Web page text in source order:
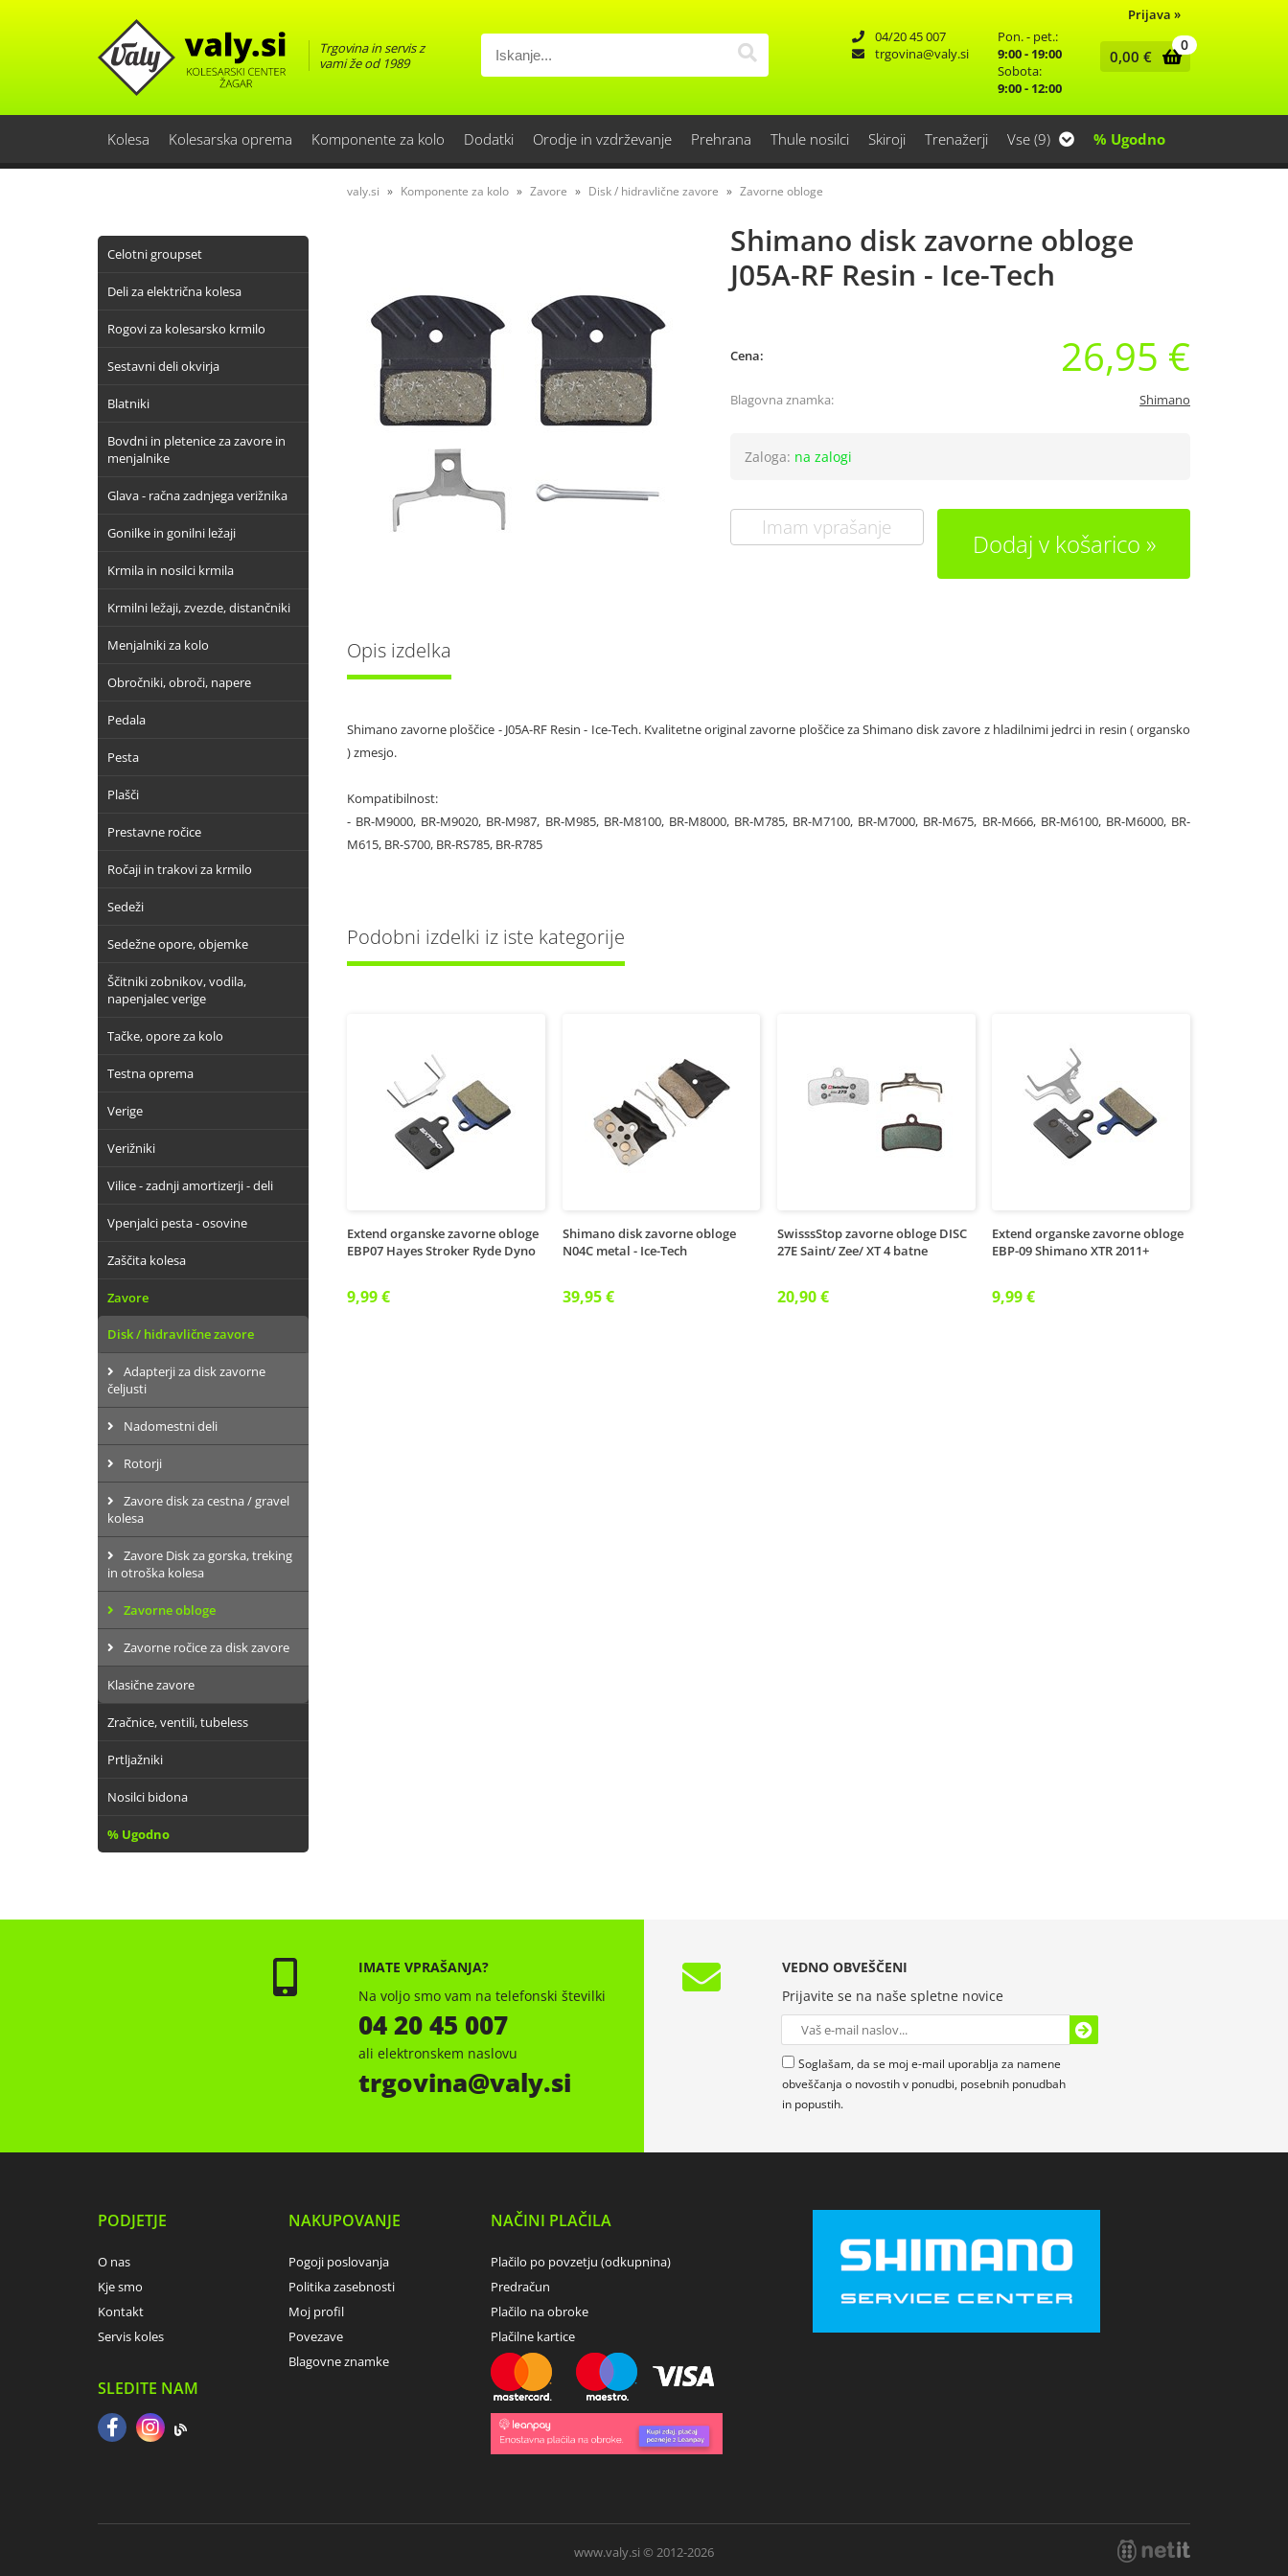
Prijava »
Trgovina in servis z
vami že od 1989
04/20 45 007
trgovina
valy.si
Pon. - pet.:
9:00 - 19:00
Sobota:
9:00 - 12:00
0
0,00 €
Kolesa Kolesarska oprema Komponente za kolo Dodatki Orodje in vzdrževanje Prehrana Thule nosilci Skiroji Trenažerji Vse (9) % Ugodno
Celotni groupset
Deli za električna kolesa
Rogovi za kolesarsko krmilo
Sestavni deli okvirja
Blatniki
Bovdni in pletenice za zavore in
menjalnike
Glava - račna zadnjega verižnika
Gonilke in gonilni ležaji
Krmila in nosilci krmila
Krmilni ležaji, zvezde, distančniki
Menjalniki za kolo
Obročniki, obroči, napere
Pedala
Pesta
Plašči
Prestavne ročice
Ročaji in trakovi za krmilo
Sedeži
Sedežne opore, objemke
Ščitniki zobnikov, vodila,
napenjalec verige
Tačke, opore za kolo
Testna oprema
Verige
Verižniki
Vilice - zadnji amortizerji - deli
Vpenjalci pesta - osovine
Zaščita kolesa
Zavore
Disk / hidravlične zavore
Adapterji za disk zavorne
čeljusti
Nadomestni deli
Rotorji
Zavore disk za cestna / gravel
kolesa
Zavore Disk za gorska, treking
in otroška kolesa
Zavorne obloge
Zavorne ročice za disk zavore
Klasične zavore
Zračnice, ventili, tubeless
Prtljažniki
Nosilci bidona
% Ugodno
valy.si Komponente za kolo Zavore Disk / hidravlične zavore Zavorne obloge
Shimano disk zavorne obloge
J05A-RF Resin - Ice-Tech
Cena: 26,95 €
Blagovna znamka: Shimano
Zaloga: na zalogi
Imam vprašanje
Dodaj v košarico
Opis izdelka
Shimano zavorne ploščice - J05A-RF Resin - Ice-Tech. Kvalitetne original zavorne ploščice za Shimano disk zavore z hladilnimi jedrci in resin ( organsko
) zmesjo.
Kompatibilnost:
- BR-M9000, BR-M9020, BR-M987, BR-M985, BR-M8100, BR-M8000, BR-M785, BR-M7100, BR-M7000, BR-M675, BR-M666, BR-M6100, BR-M6000, BR-
M615, BR-S700, BR-RS785, BR-R785
Podobni izdelki iz iste kategorije
Extend organske zavorne obloge
EBP07 Hayes Stroker Ryde Dyno
9,99 €
Shimano disk zavorne obloge
N04C metal - Ice-Tech
39,95 €
SwisssStop zavorne obloge DISC
27E Saint/ Zee/ XT 4 batne
20,90 €
Extend organske zavorne obloge
EBP-09 Shimano XTR 2011+
9,99 €
IMATE VPRAŠANJA?
Na voljo smo vam na telefonski številki
04 20 45 007
ali elektronskem naslovu
trgovina valy.si
VEDNO OBVEŠČENI
Prijavite se na naše spletne novice
Soglašam, da se moj e-mail uporablja za namene
obveščanja o novostih v ponudbi, posebnih ponudbah
in popustih.
PODJETJE
O nas
Kje smo
Kontakt
Servis koles
SLEDITE NAM
NAKUPOVANJE
Pogoji poslovanja
Politika zasebnosti
Moj profil
Povezave
Blagovne znamke
NAČINI PLAČILA
Plačilo po povzetju (odkupnina)
Predračun
Plačilo na obroke
Plačilne kartice
www.valy.si © 2012-2026